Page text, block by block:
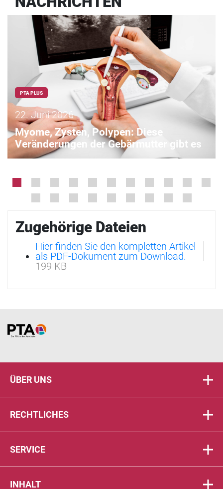
PTA PLUS
22. Juni 2026
Myome, Zysten, Polypen: Diese
Veränderungen der Gebärmutter gibt es
Zugehörige Dateien
Hier finden Sie den kompletten Artikel
als PDF-Dokument zum Download.
199 KB
Home
ÜBER UNS
RECHTLICHES
SERVICE
INHALT